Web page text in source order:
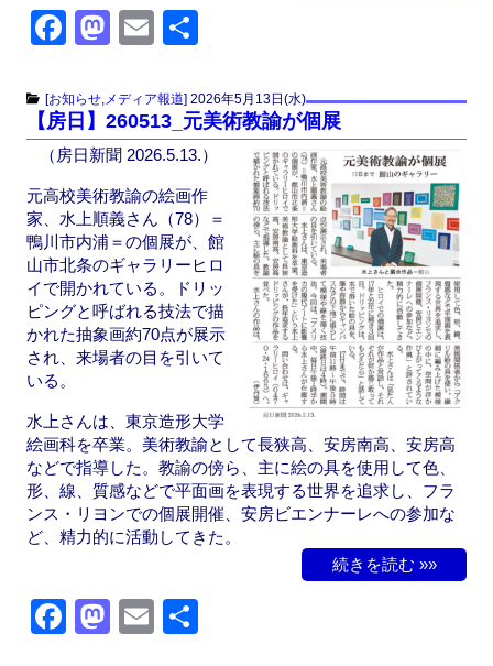
F
c
e
b
o
o
k
M
st
o
d
o
n
E
ail
[お知らせ, メディア報道] 2026年5月13日(水)
【房日】260513_元美術教諭が個展
（房日新聞 2026.5.13.）
元高校美術教諭の絵画作
家、水上順義さん（78）＝
鴨川市内浦＝の個展が、館
山市北条のギャラリーヒロ
イで開かれている。ドリッ
ピングと呼ばれる技法で描
かれた抽象画約70点が展示
され、来場者の目を引いて
いる。
水上さんは、東京造形大学
絵画科を卒業。美術教諭として長狭高、安房南高、安房高
などで指導した。教諭の傍ら、主に絵の具を使用して色、
形、線、質感などで平面画を表現する世界を追求し、フラ
ンス・リヨンでの個展開催、安房ビエンナーレへの参加な
ど、精力的に活動してきた。
続きを読む »»
F
M
E